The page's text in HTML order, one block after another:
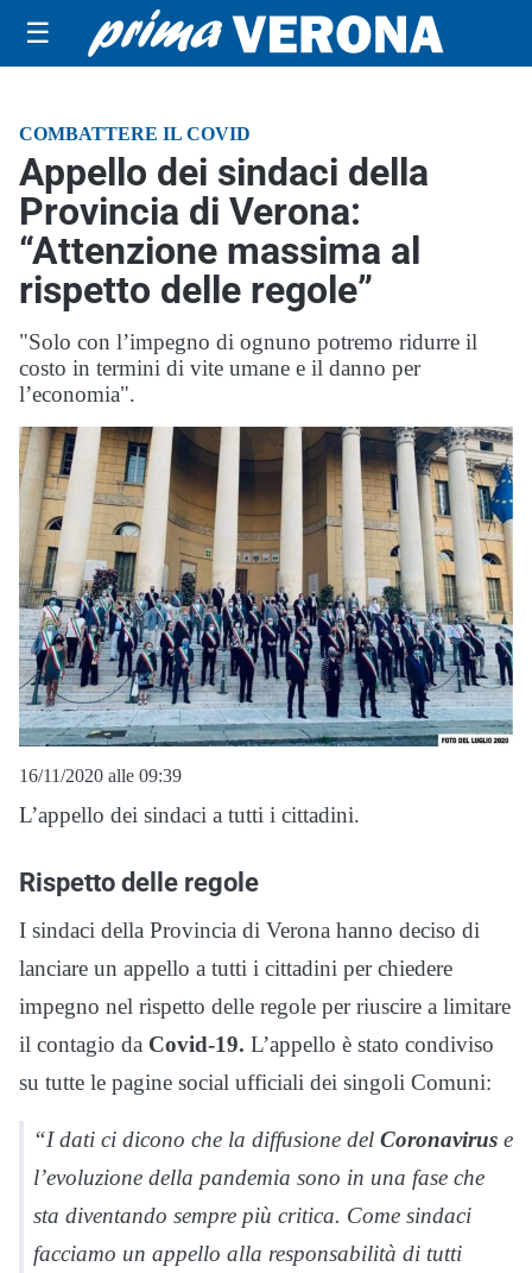
☰
COMBATTERE IL COVID
Appello dei sindaci della
Provincia di Verona:
“Attenzione massima al
rispetto delle regole”
"Solo con l’impegno di ognuno potremo ridurre il
costo in termini di vite umane e il danno per
l’economia".
16/11/2020 alle 09:39
L’appello dei sindaci a tutti i cittadini.
Rispetto delle regole
I sindaci della Provincia di Verona hanno deciso di
lanciare un appello a tutti i cittadini per chiedere
impegno nel rispetto delle regole per riuscire a limitare
il contagio da Covid-19. L’appello è stato condiviso
su tutte le pagine social ufficiali dei singoli Comuni:
“I dati ci dicono che la diffusione del Coronavirus e
l’evoluzione della pandemia sono in una fase che
sta diventando sempre più critica. Come sindaci
facciamo un appello alla responsabilità di tutti